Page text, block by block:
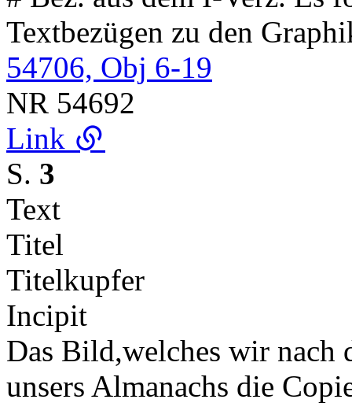
Textbezügen zu den
54706, Obj 6-19
NR 54692
Link
S. 3
Text
Titel
Titelkupfer
Incipit
Das Bild,welches wir nach
unsers Almanachs die